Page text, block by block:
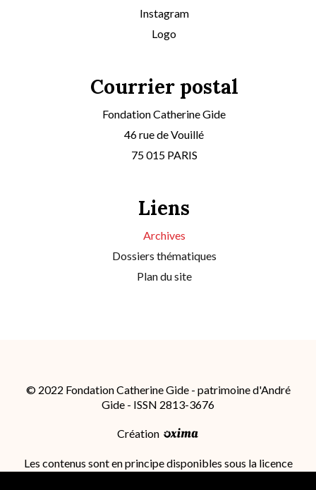
Instagram
Logo
Courrier postal
Fondation Catherine Gide
46 rue de Vouillé
75 015 PARIS
Liens
Archives
Dossiers thématiques
Plan du site
© 2022 Fondation Catherine Gide - patrimoine d'André
Gide - ISSN 2813-3676
Création
Les contenus sont en principe disponibles sous la licence